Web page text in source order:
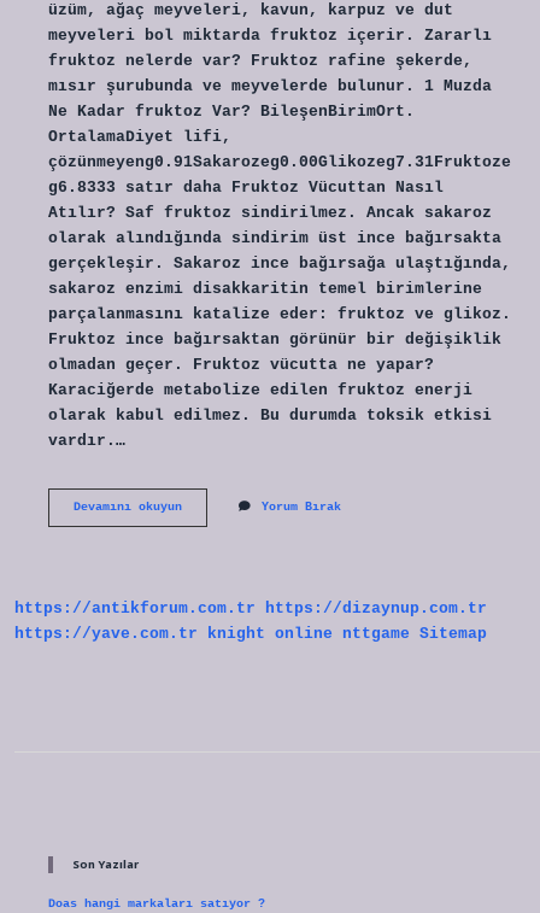
üzüm, ağaç meyveleri, kavun, karpuz ve dut
meyveleri bol miktarda fruktoz içerir. Zararlı
fruktoz nelerde var? Fruktoz rafine şekerde,
mısır şurubunda ve meyvelerde bulunur. 1 Muzda
Ne Kadar fruktoz Var? BileşenBirimOrt.
OrtalamaDiyet lifi,
çözünmeyeng0.91Sakarozeg0.00Glikozeg7.31Fruktoze
g6.8333 satır daha Fruktoz Vücuttan Nasıl
Atılır? Saf fruktoz sindirilmez. Ancak sakaroz
olarak alındığında sindirim üst ince bağırsakta
gerçekleşir. Sakaroz ince bağırsağa ulaştığında,
sakaroz enzimi disakkaritin temel birimlerine
parçalanmasını katalize eder: fruktoz ve glikoz.
Fruktoz ince bağırsaktan görünür bir değişiklik
olmadan geçer. Fruktoz vücutta ne yapar?
Karaciğerde metabolize edilen fruktoz enerji
olarak kabul edilmez. Bu durumda toksik etkisi
vardır.…
Devamını okuyunFruktoz
Yorum Bırak
https://antikforum.com.tr
https://dizaynup.com.tr
https://yave.com.tr
knight online nttgame Sitemap
Son Yazılar
Doas hangi markaları satıyor ?